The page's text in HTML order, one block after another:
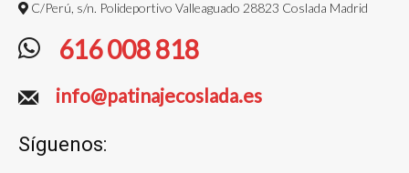
C/Perú, s/n. Polideportivo Valleaguado 28823 Coslada Madrid
616 008 818
info@patinajecoslada.es
Síguenos: